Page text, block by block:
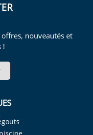
nouveautés et
!